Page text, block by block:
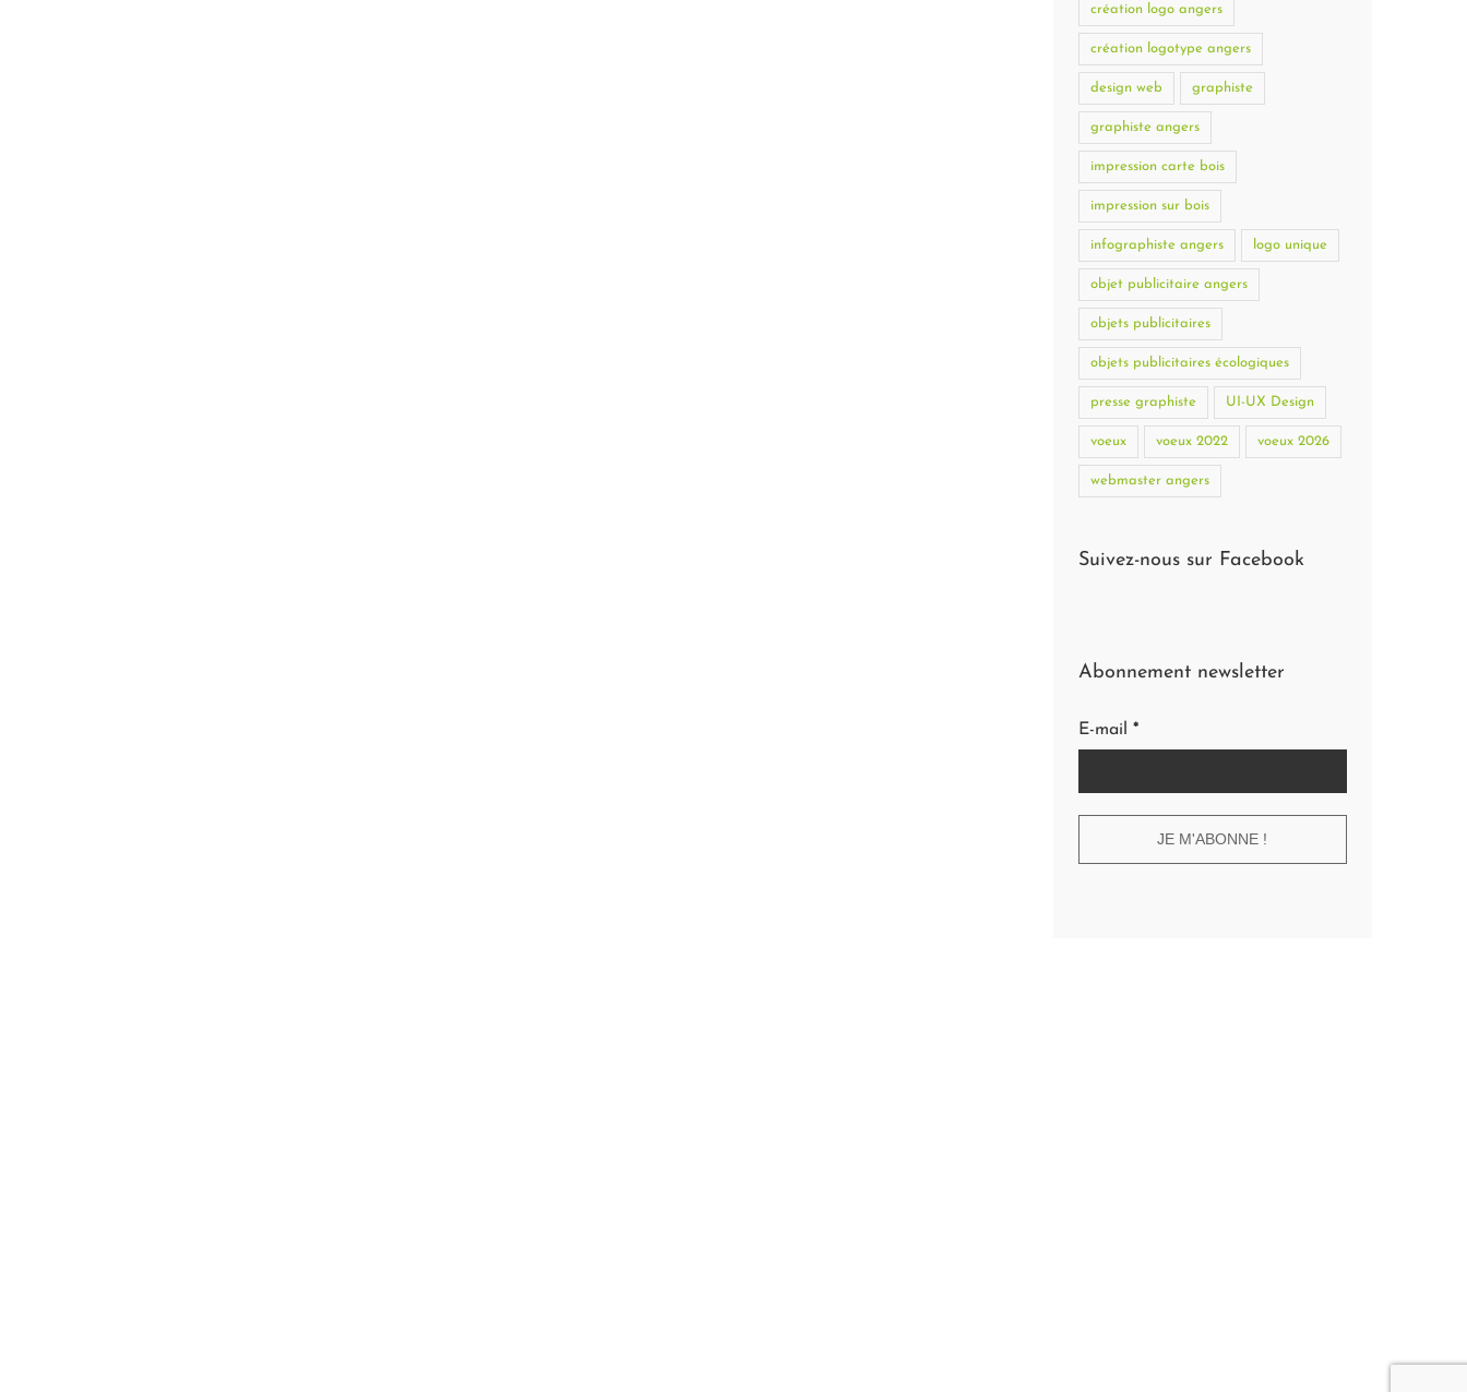
création logo angers
création logotype angers
design web graphiste
graphiste angers
impression carte bois
impression sur bois
infographiste angers logo unique
objet publicitaire angers
objets publicitaires
objets publicitaires écologiques
presse graphiste UI-UX Design
voeux voeux 2022 voeux 2026
webmaster angers
Suivez-nous sur Facebook
Abonnement newsletter
E-mail *